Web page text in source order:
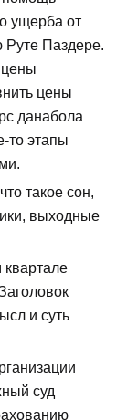
ущерба от
Руте Паздере.
цены
цены
данабола
то этапы
такое сон,
выходные
и суть
суд